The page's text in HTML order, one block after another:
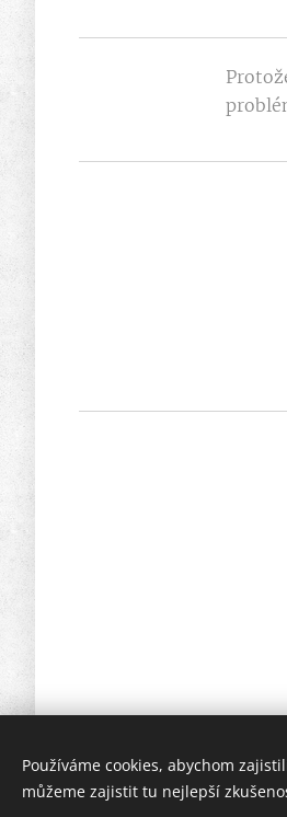
Používáme cookies, abychom
můžeme zajistit tu nejlepší